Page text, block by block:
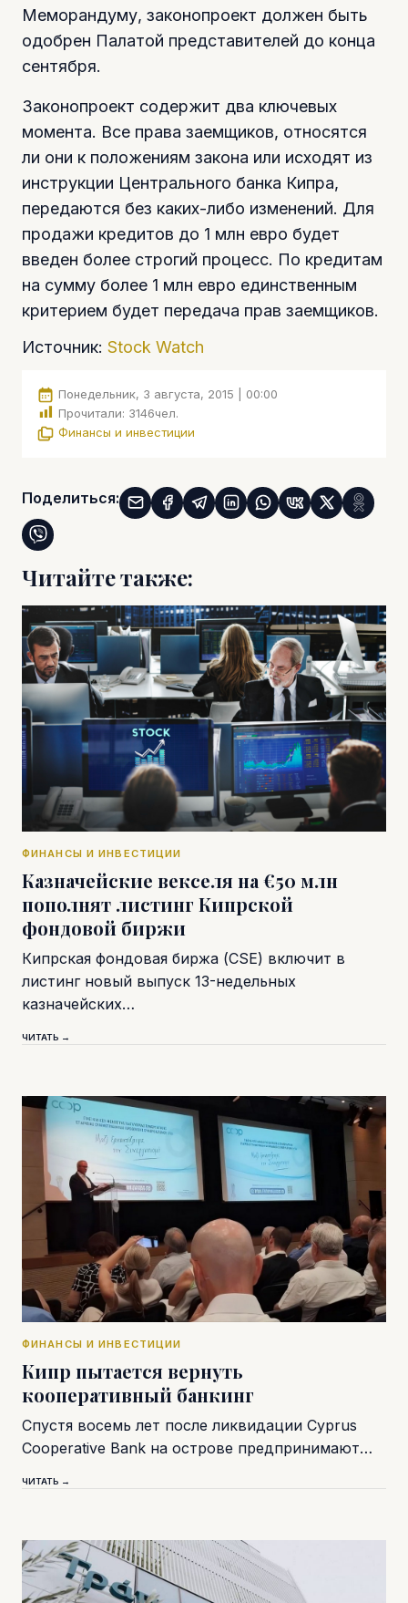
Меморандуму, законопроект должен быть
одобрен Палатой представителей до конца
сентября.
Законопроект содержит два ключевых
момента. Все права заемщиков, относятся
ли они к положениям закона или исходят из
инструкции Центрального банка Кипра,
передаются без каких-либо изменений. Для
продажи кредитов до 1 млн евро будет
введен более строгий процесс. По кредитам
на сумму более 1 млн евро единственным
критерием будет передача прав заемщиков.
Источник: Stock Watch
Понедельник, 3 августа, 2015 | 00:00
Прочитали: 3146чел.
Финансы и инвестиции
Поделиться:
Читайте также:
ФИНАНСЫ И ИНВЕСТИЦИИ
Казначейские векселя на €50 млн
пополнят листинг Кипрской
фондовой биржи
Кипрская фондовая биржа (CSE) включит в
листинг новый выпуск 13-недельных
казначейских…
ЧИТАТЬ →
ФИНАНСЫ И ИНВЕСТИЦИИ
Кипр пытается вернуть
кооперативный банкинг
Спустя восемь лет после ликвидации Cyprus
Cooperative Bank на острове предпринимают…
ЧИТАТЬ →